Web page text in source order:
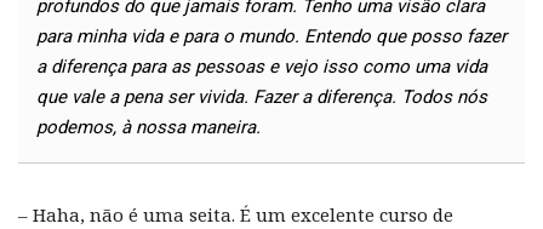
profundos do que jamais foram. Tenho uma visão clara
para minha vida e para o mundo. Entendo que posso fazer
a diferença para as pessoas e vejo isso como uma vida
que vale a pena ser vivida. Fazer a diferença. Todos nós
podemos, à nossa maneira.
– Haha, não é uma seita. É um excelente curso de